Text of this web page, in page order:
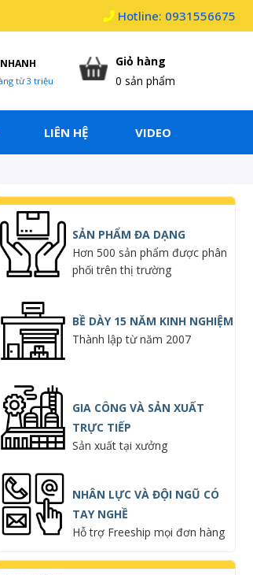
Hotline: 0931556675
từ 3 triệu
Giỏ hàng
0 sản phẩm
LIÊN HỆ VIDEO
SẢN PHẨM ĐA DẠNG
Hơn 500 sản phẩm được phân
phối trên thị trường
BỀ DÀY 15 NĂM KINH NGHIỆM
Thành lập từ năm 2007
GIA CÔNG VÀ SẢN XUẤT
TRỰC TIẾP
Sản xuất tại xưởng
NHÂN LỰC VÀ ĐỘI NGŨ CÓ
TAY NGHỀ
Hỗ trợ Freeship mọi đơn hàng